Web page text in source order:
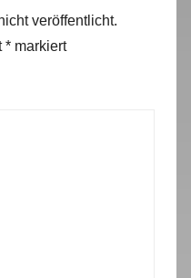
veröffentlicht.
* markiert